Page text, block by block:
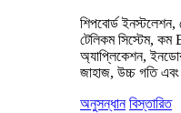
শিপবোর্ড ইনস্টলেশন,
টেলিকম সিস্টেম, কম
অ্যাপ্লিকেশন,
জাহাজ, উচ্চ গতি
অনুসন্ধান বিস্তারিত